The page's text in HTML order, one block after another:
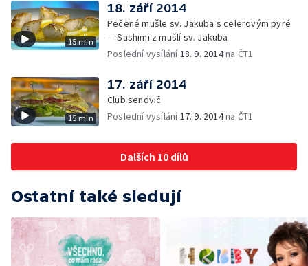
15 min
18. září 2014
Pečené mušle sv. Jakuba s celerovým pyré
— Sashimi z mušlí sv. Jakuba
Poslední vysílání18. 9. 2014na ČT1
15 min
17. září 2014
Club sendvič
Poslední vysílání17. 9. 2014na ČT1
Dalších 10 dílů
Ostatní také sledují